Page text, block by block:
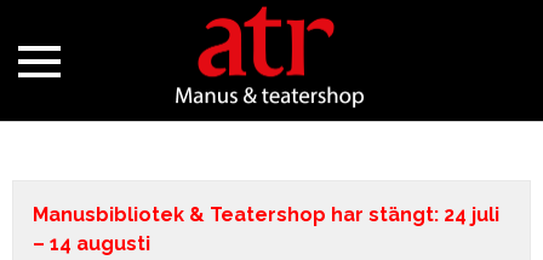
Manusbibliotek & Teatershop har stängt: 24 juli
– 14 augusti